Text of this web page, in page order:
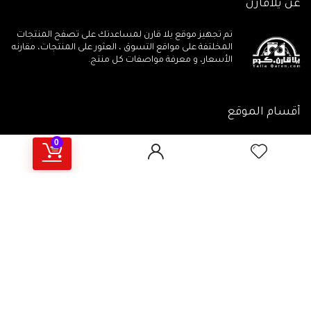
0
عن يلاقارن
تم تجهيز موقع يلا قارن لمساعدتك على تصفح المنتجات
المخلتفة على مواقع التسوق ، العثور على المنتجات، مقارنه
الأسعار، و معرفة مواصفات كل منتج.
أقسام الموقع
جميع المنتجات